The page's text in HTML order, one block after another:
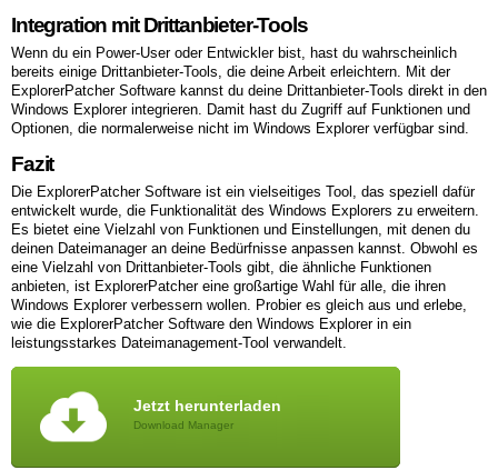
Integration mit Drittanbieter-Tools
Wenn du ein Power-User oder Entwickler bist, hast du wahrscheinlich
bereits einige Drittanbieter-Tools, die deine Arbeit erleichtern. Mit der
ExplorerPatcher Software kannst du deine Drittanbieter-Tools direkt in den
Windows Explorer integrieren. Damit hast du Zugriff auf Funktionen und
Optionen, die normalerweise nicht im Windows Explorer verfügbar sind.
Fazit
Die ExplorerPatcher Software ist ein vielseitiges Tool, das speziell dafür
entwickelt wurde, die Funktionalität des Windows Explorers zu erweitern.
Es bietet eine Vielzahl von Funktionen und Einstellungen, mit denen du
deinen Dateimanager an deine Bedürfnisse anpassen kannst. Obwohl es
eine Vielzahl von Drittanbieter-Tools gibt, die ähnliche Funktionen
anbieten, ist ExplorerPatcher eine großartige Wahl für alle, die ihren
Windows Explorer verbessern wollen. Probier es gleich aus und erlebe,
wie die ExplorerPatcher Software den Windows Explorer in ein
leistungsstarkes Dateimanagement-Tool verwandelt.
Jetzt herunterladen
Download Manager